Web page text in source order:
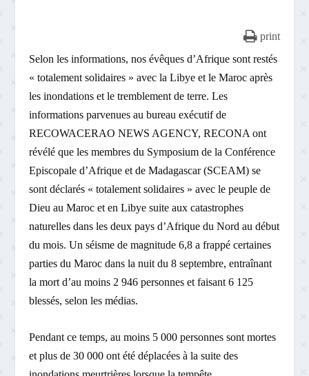
print
Selon les informations, nos évêques d’Afrique sont restés
« totalement solidaires » avec la Libye et le Maroc après
les inondations et le tremblement de terre. Les
informations parvenues au bureau exécutif de
RECOWACERAO NEWS AGENCY, RECONA ont
révélé que les membres du Symposium de la Conférence
Episcopale d’Afrique et de Madagascar (SCEAM) se
sont déclarés « totalement solidaires » avec le peuple de
Dieu au Maroc et en Libye suite aux catastrophes
naturelles dans les deux pays d’Afrique du Nord au début
du mois. Un séisme de magnitude 6,8 a frappé certaines
parties du Maroc dans la nuit du 8 septembre, entraînant
la mort d’au moins 2 946 personnes et faisant 6 125
blessés, selon les médias.
Pendant ce temps, au moins 5 000 personnes sont mortes
et plus de 30 000 ont été déplacées à la suite des